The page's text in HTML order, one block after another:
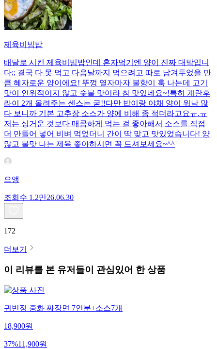
제육비빔밥
배달로 시킨 제육비빔밥인데 혼자먹기엔 양이 진짜 대박입니
다;; 결국 다 못 먹고 다음날까지 먹으려고 따로 남겨두었을 만
큼 혜자로운 양이에요! 뚜껑 열자마자 불향이 훅 나는데 고기
맛이 인위적이지 않고 숯불 맛이라 참 맛있네요~!특히 계란후
라이 2개 올려주는 센스는 굳!! ​다만 밥이랑 야채 양이 워낙 많
다 보니까 기본 고추장 소스가 양에 비해 좀 적더라고요ㅠ.ㅠ
저는 싱거운 것보다 매콤하게 먹는 걸 좋아해서 소스를 직접
더 만들어 넣어 비벼 먹었더니 간이 딱 맞고 맛있었습니다! 양
많고 불맛 나는 제육 좋아하시면 꼭 드셔보세요~^^
으앵
조회수 1.2만26.06.30
172
더보기
이 리뷰를 본 유저들이 관심있어 한 상품
귀빈정 중화 짜장면 7인분+소스7개
18,900원
37%11,900원